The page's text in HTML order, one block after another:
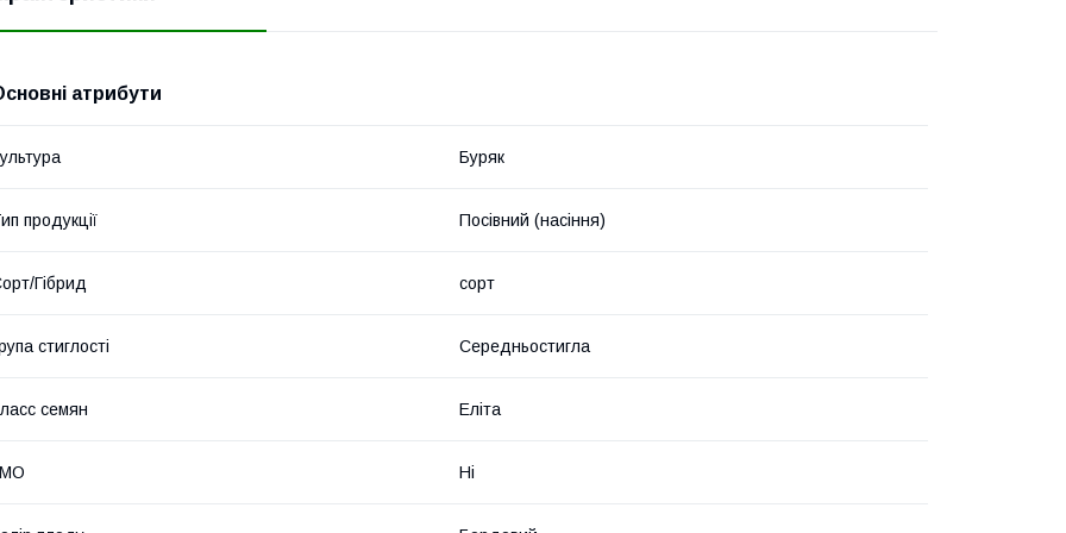
атрибути
Буряк
продукції Посівний (насіння)
Гібрид сорт
стиглості Середньостигла
семян Еліта
Ні